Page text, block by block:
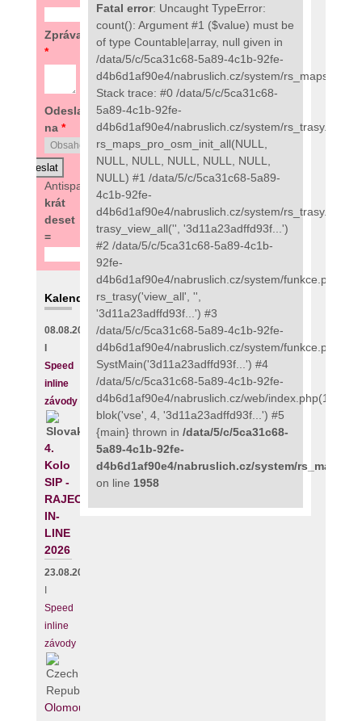
Zpráva
*
Odeslat
na *
Antispam:
8
krát
deset
=
Kalendář
08.08.2026
Speed
inline
závody
4.
Kolo
SIP -
RAJECKÝ
IN-
LINE
2026
23.08.2026
Speed
inline
závody
Olomouc
Fatal error: Uncaught TypeError:
count(): Argument #1 ($value) must be
of type Countable|array, null given in
/data/5/c/5ca31c68-5a89-4c1b-92fe-
d4b6d1af90e4/nabruslich.cz/system/
Stack trace: #0 /data/5/c/5ca31c68-
5a89-4c1b-92fe-
d4b6d1af90e4/nabruslich.cz/system/
rs_maps_pro_osm_init_all(NULL,
NULL, NULL, NULL, NULL, NULL,
NULL) #1 /data/5/c/5ca31c68-5a89-
4c1b-92fe-
d4b6d1af90e4/nabruslich.cz/system/
trasy_view_all('', '3d11a23adffd93f...')
#2 /data/5/c/5ca31c68-5a89-4c1b-
92fe-
d4b6d1af90e4/nabruslich.cz/system/
rs_trasy('view_all', '',
'3d11a23adffd93f...') #3
/data/5/c/5ca31c68-5a89-4c1b-92fe-
d4b6d1af90e4/nabruslich.cz/system/
SystMain('3d11a23adffd93f...') #4
/data/5/c/5ca31c68-5a89-4c1b-92fe-
d4b6d1af90e4/nabruslich.cz/web/index.php(111):
blok('vse', 4, '3d11a23adffd93f...') #5
{main} thrown in /data/5/c/5ca31c68-
5a89-4c1b-92fe-
d4b6d1af90e4/nabruslich.cz/system/
on line 1958